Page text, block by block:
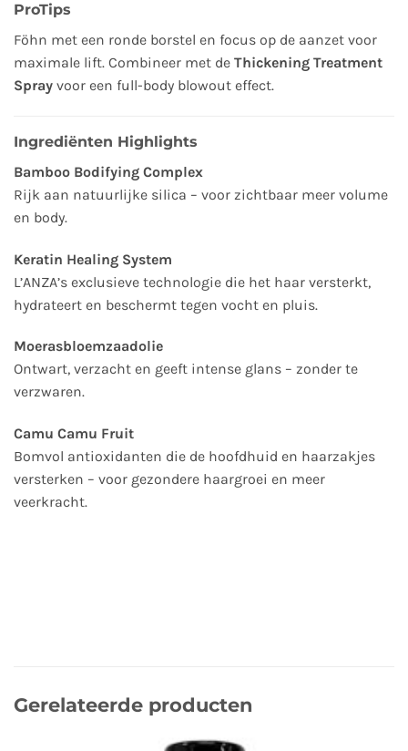
ProTips
Föhn met een ronde borstel en focus op de aanzet voor
maximale lift. Combineer met de Thickening Treatment
Spray voor een full-body blowout effect.
Ingrediënten Highlights
Bamboo Bodifying Complex
Rijk aan natuurlijke silica – voor zichtbaar meer volume
en body.
Keratin Healing System
L’ANZA’s exclusieve technologie die het haar versterkt,
hydrateert en beschermt tegen vocht en pluis.
Moerasbloemzaadolie
Ontwart, verzacht en geeft intense glans – zonder te
verzwaren.
Camu Camu Fruit
Bomvol antioxidanten die de hoofdhuid en haarzakjes
versterken – voor gezondere haargroei en meer
veerkracht.
Gerelateerde producten